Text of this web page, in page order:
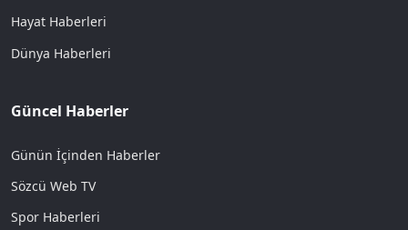
Hayat Haberleri
Dünya Haberleri
Güncel Haberler
Günün İçinden Haberler
Sözcü Web TV
Spor Haberleri